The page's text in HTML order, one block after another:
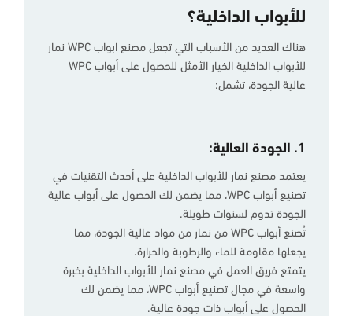
للأبواب الداخلية؟
هناك العديد من الأسباب التي تجعل مصنع ابواب WPC نمار
للأبواب الداخلية الخيار الأمثل للحصول على أبواب WPC
عالية الجودة، تشمل:
1. الجودة العالية:
يعتمد مصنع نمار للأبواب الداخلية على أحدث التقنيات في
تصنيع أبواب WPC، مما يضمن لك الحصول على أبواب عالية
الجودة تدوم لسنوات طويلة.
تُصنع أبواب WPC من نمار من مواد عالية الجودة، مما
يجعلها مقاومة للماء والرطوبة والحرارة.
يتمتع فريق العمل في مصنع نمار للأبواب الداخلية بخبرة
واسعة في مجال تصنيع أبواب WPC، مما يضمن لك
الحصول على أبواب ذات جودة عالية.